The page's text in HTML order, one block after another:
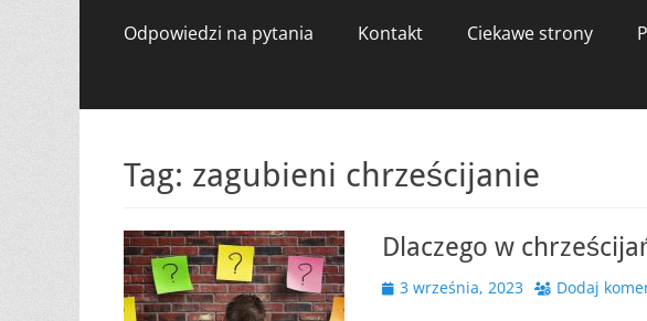
zawartości
Odpowiedzi na pytania Kontakt Ciekawe strony
Tag: zagubieni chrześcijanie
Dlaczego w
Opublikowano
3 września, 2023 Dodaj